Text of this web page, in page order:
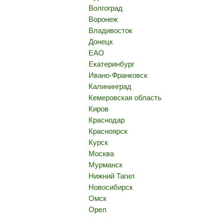
Волгоград
Воронеж
Владивосток
Донецк
ЕАО
Екатеринбург
Ивано-Франковск
Калининград
Кемеровская область
Киров
Краснодар
Красноярск
Курск
Москва
Мурманск
Нижний Тагил
Новосибирск
Омск
Орел